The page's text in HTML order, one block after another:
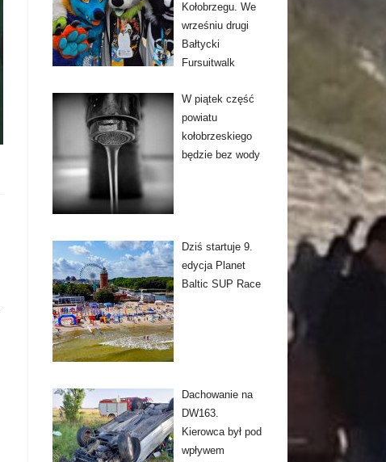
Kołobrzegu. We
wrześniu drugi
Bałtycki
Fursuitwalk
W piątek część
powiatu
kołobrzeskiego
będzie bez wody
Dziś startuje 9.
edycja Planet
Baltic SUP Race
Dachowanie na
DW163.
Kierowca był pod
wpływem